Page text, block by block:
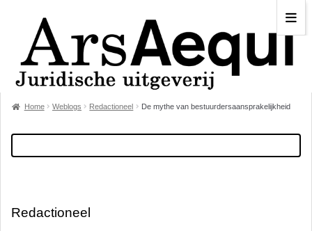
Home Weblogs Redactioneel De mythe van bestuurdersaansprakelijkheid
Redactioneel